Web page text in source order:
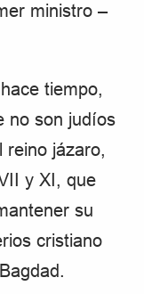
ministro –
tiempo,
no son judíos
reino jázaro,
y XI, que
su
cristiano